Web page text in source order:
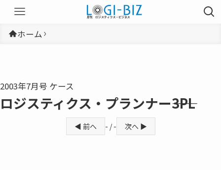
ホーム
2003年7月号 ケース
ロジスティクス・プランナー――3PL
◀ 前へ - / - 次へ ▶